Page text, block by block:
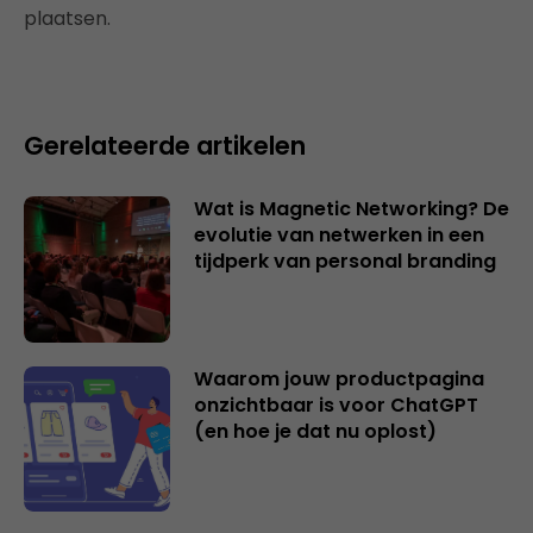
plaatsen.
Gerelateerde artikelen
Wat is Magnetic Networking? De
evolutie van netwerken in een
tijdperk van personal branding
Waarom jouw productpagina
onzichtbaar is voor ChatGPT
(en hoe je dat nu oplost)